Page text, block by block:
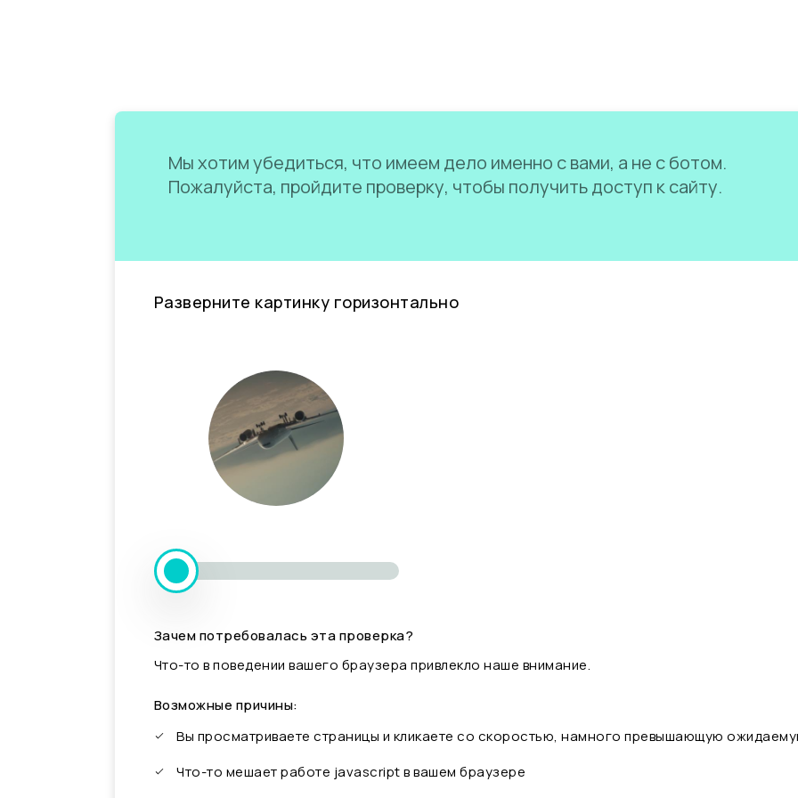
Мы хотим убедиться, что имеем дело именно с вами, а не с ботом.
Пожалуйста, пройдите проверку, чтобы получить доступ к сайту.
Разверните картинку горизонтально
Зачем потребовалась эта проверка?
Что-то в поведении вашего браузера привлекло наше внимание.
Возможные причины:
Вы просматриваете страницы и кликаете со скоростью, намного превышающую
Что-то мешает работе javascript в вашем браузере